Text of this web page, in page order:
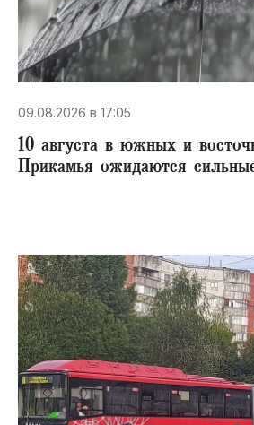
09.08.2026 в 17:05
10 августа в южных и
Прикамья ожидаются